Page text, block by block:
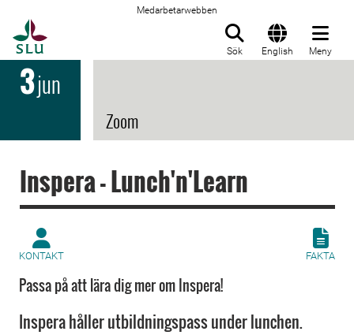
Medarbetarwebben
Sök English Meny
3jun
Zoom
Inspera - Lunch'n'Learn
KONTAKT FAKTA
Passa på att lära dig mer om Inspera!
Inspera håller utbildningspass under lunchen.